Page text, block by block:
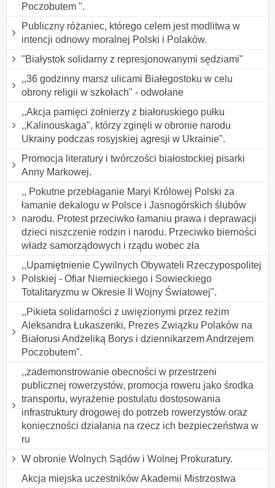
Poczobutem ".
Publiczny różaniec, którego celem jest modlitwa w
intencji odnowy moralnej Polski i Polaków.
"Białystok solidarny z represjonowanymi sędziami"
,,36 godzinny marsz ulicami Białegostoku w celu
obrony religii w szkołach" - odwołane
,,Akcja pamięci żołnierzy z białoruskiego pułku
,,Kalinouskaga", którzy zginęli w obronie narodu
Ukrainy podczas rosyjskiej agresji w Ukrainie".
Promocja literatury i twórczości białostockiej pisarki
Anny Markowej.
,, Pokutne przebłaganie Maryi Królowej Polski za
łamanie dekalogu w Polsce i Jasnogórskich ślubów
narodu. Protest przeciwko łamaniu prawa i deprawacji
dzieci niszczenie rodzin i narodu. Przeciwko bierności
władz samorządowych i rządu wobec zła
,,Upamiętnienie Cywilnych Obywateli Rzeczypospolitej
Polskiej - Ofiar Niemieckiego i Sowieckiego
Totalitaryzmu w Okresie II Wojny Światowej".
,,Pikieta solidarności z uwięzionymi przez reżim
Aleksandra Łukaszenki, Prezes Związku Polaków na
Białorusi Andżeliką Borys i dziennikarzem Andrzejem
Poczobutem".
,,zademonstrowanie obecności w przestrzeni
publicznej rowerzystów, promocja roweru jako środka
transportu, wyrażenie postulatu dostosowania
infrastruktury drogowej do potrzeb rowerzystów oraz
konieczności działania na rzecz ich bezpieczeństwa w
ru
W obronie Wolnych Sądów i Wolnej Prokuratury.
Akcja miejska uczestników Akademii Mistrzostwa